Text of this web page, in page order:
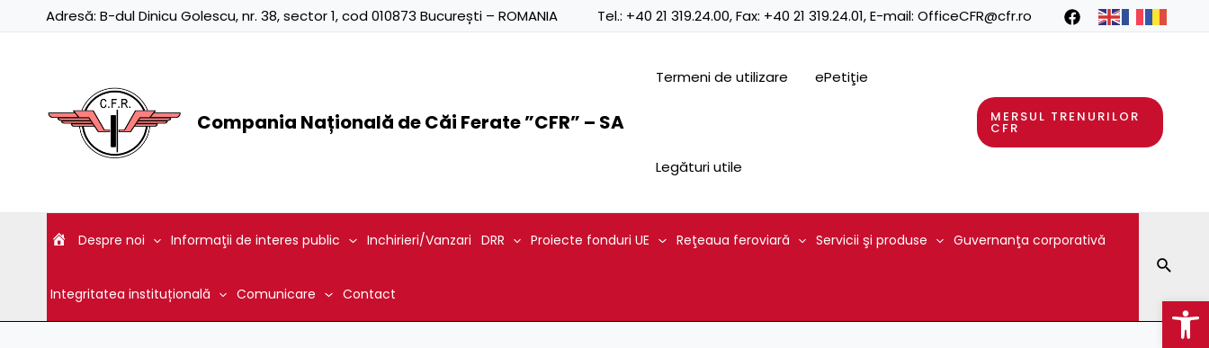
Adresă: B-dul Dinicu Golescu, nr. 38, sector 1, cod 010873 București – ROMANIA Tel.: +40 21 319.24.00, Fax: +40 21 319.24.01, E-mail: OfficeCFR@cfr.ro
Compania Națională de Căi Ferate ”CFR” – SA
Termeni de utilizare ePetiţie
Legături utile
MERSUL TRENURILOR
CFR
Despre noi Informaţii de interes public Inchirieri/Vanzari DRR Proiecte fonduri UE Reţeaua feroviară Servicii şi produse Guvernanţa corporativă
Integritatea instituțională Comunicare Contact